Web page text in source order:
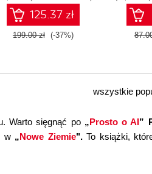
125.37 zł
199.00 zł (-37%)
dla
Warto sięgnąć po „Prosto o AI”
w „Nowe Ziemie".To książki,
wszystkie